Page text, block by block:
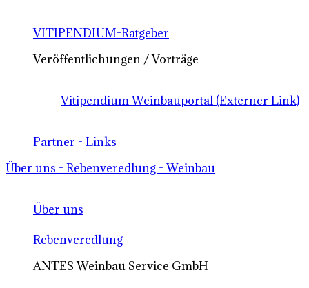
VITIPENDIUM-Ratgeber
Veröffentlichungen / Vorträge
Vitipendium Weinbauportal (Externer Link)
Partner - Links
Über uns - Rebenveredlung - Weinbau
Über uns
Rebenveredlung
ANTES Weinbau Service GmbH